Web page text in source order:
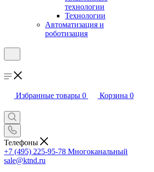
технологии
Технологии
Автоматизация и
роботизация
Избранные товары 0 Корзина 0
Телефоны
+7 (495) 225-95-78 Многоканальный
sale@ktnd.ru